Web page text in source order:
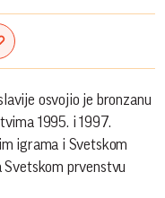
osvojio je bronzanu
1995. i 1997.
igrama i Svetskom
Svetskom prvenstvu